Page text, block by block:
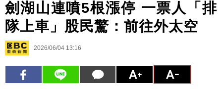
劍湖山連噴5根漲停 一票人「排
隊上車」股民驚：前往外太空
2026/06/04 13:16